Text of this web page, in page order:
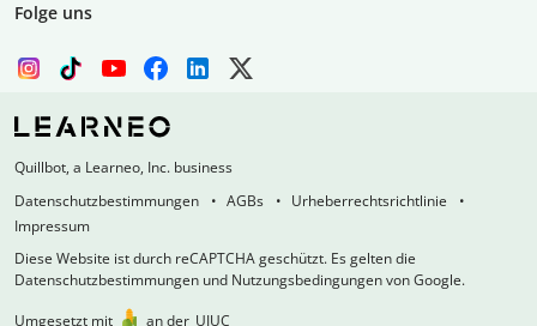
Folge uns
Quillbot, a Learneo, Inc. business
Datenschutzbestimmungen
AGBs
Urheberrechtsrichtlinie
Impressum
Diese Website ist durch reCAPTCHA geschützt. Es gelten die
Datenschutzbestimmungen und Nutzungsbedingungen von Google.
Umgesetzt mit
an der UIUC